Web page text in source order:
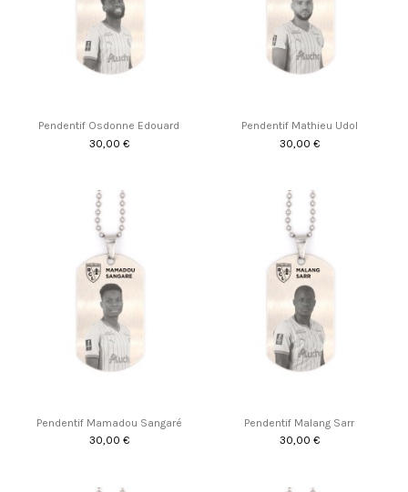
Pendentif Osdonne Edouard
30,00 €
Pendentif Mathieu Udol
30,00 €
Pendentif Mamadou Sangaré
30,00 €
Pendentif Malang Sarr
30,00 €